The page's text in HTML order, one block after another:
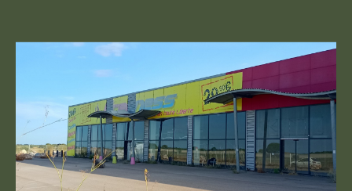
Référence